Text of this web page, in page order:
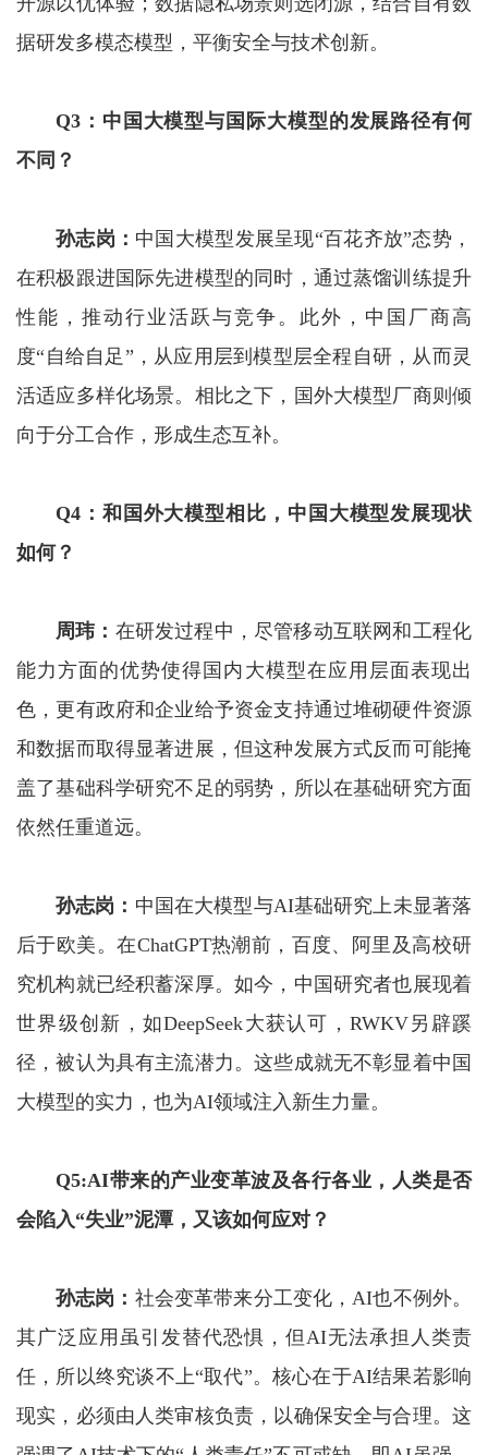
据研发多模态模型，平衡安全与技术创新。
Q3 ：中国大模型与国际大模型的发展路径有何
不同？
孙志岗 ： 中国大模型发展呈现“百花齐放”态势，
在积极跟进国际先进模型的同时，通过蒸馏训练提升
性能，推动行业活跃与竞争。此外，中国厂商高
度“自给自足”，从应用层到模型层全程自研，从而灵
活适应多样化场景。相比之下，国外大模型厂商则倾
向于分工合作，形成生态互补。
Q4 ： 和国外大模型相比， 中国大模型发展现状
如何？
周玮 ： 在研发过程中，尽管移动互联网和工程化
能力方面的优势使得国内大模型在应用层面表现出
色，更有政府和企业给予资金支持通过堆砌硬件资源
和数据而取得显著进展，但这种发展方式反而可能掩
盖了基础科学研究不足的弱势，所以在基础研究方面
依然任重道远。
孙志岗 ： 中国在大模型与AI基础研究上未显著落
后于欧美。在ChatGPT热潮前，百度、阿里及高校研
究机构就已经积蓄深厚。如今，中国研究者也展现着
世界级创新，如DeepSeek大获认可，RWKV另辟蹊
径，被认为具有主流潜力。这些成就无不彰显着中国
大模型的实力，也为AI领域注入新生力量。
Q5:AI带来的产业变革波及各行各业，人类是否
会陷入“失业”泥潭，又该如何应对？
孙志岗 ： 社会变革带来分工变化，AI也不例外。
其广泛应用虽引发替代恐惧，但AI无法承担人类责
任，所以终究谈不上“取代”。核心在于AI结果若影响
现实，必须由人类审核负责，以确保安全与合理。这